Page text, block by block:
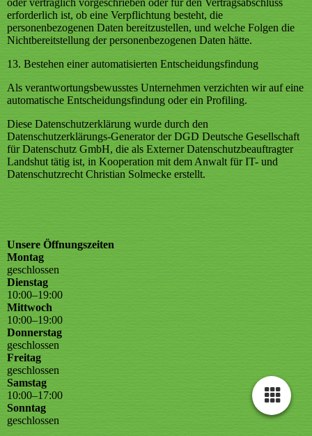
oder vertraglich vorgeschrieben oder für den Vertragsabschluss
erforderlich ist, ob eine Verpflichtung besteht, die
personenbezogenen Daten bereitzustellen, und welche Folgen die
Nichtbereitstellung der personenbezogenen Daten hätte.
13. Bestehen einer automatisierten Entscheidungsfindung
Als verantwortungsbewusstes Unternehmen verzichten wir auf eine
automatische Entscheidungsfindung oder ein Profiling.
Diese Datenschutzerklärung wurde durch den
Datenschutzerklärungs-Generator der DGD Deutsche Gesellschaft
für Datenschutz GmbH, die als Externer Datenschutzbeauftragter
Landshut tätig ist, in Kooperation mit dem Anwalt für IT- und
Datenschutzrecht Christian Solmecke erstellt.
Unsere Öffnungszeiten
Montag
geschlossen
Dienstag
10:00–19:00
Mittwoch
10:00–19:00
Donnerstag
geschlossen
Freitag
geschlossen
Samstag
10:00–17:00
Sonntag
geschlossen